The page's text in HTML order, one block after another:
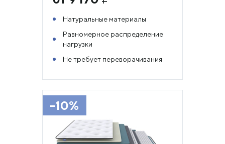
Натуральные материалы
Равномерное распределение
нагрузки
Не требует переворачивания
-10%